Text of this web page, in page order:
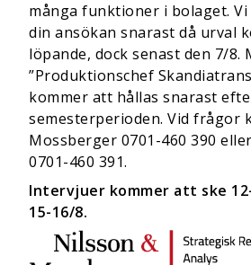
många funktioner i bolaget.
din ansökan snarast då urval
löpande, dock senast den 7/8.
”Produktionschef
kommer att hållas snarast
semesterperioden. Vid frågor
Mossberger 0701-460 390
0701-460 391.
Intervjuer kommer att ske
15-16/8.